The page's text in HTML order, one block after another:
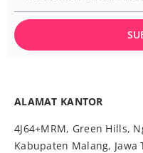
ALAMAT KANTOR
4J64+MRM, Green Hills,
Kabupaten Malang, Jawa